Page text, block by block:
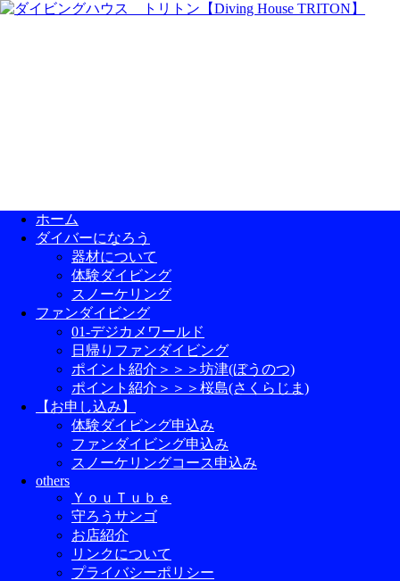
ホーム
ダイバーになろう
器材について
体験ダイビング
スノーケリング
ファンダイビング
01-デジカメワールド
日帰りファンダイビング
ポイント紹介＞＞＞坊津(ぼうのつ)
ポイント紹介＞＞＞桜島(さくらじま)
【お申し込み】
体験ダイビング申込み
ファンダイビング申込み
スノーケリングコース申込み
others
ＹｏｕＴｕｂｅ
守ろうサンゴ
お店紹介
リンクについて
プライバシーポリシー